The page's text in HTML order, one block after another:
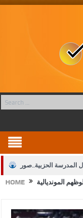
المدرسة الحزبية..صور
في الحقوق والقانونHOME
المونديالية